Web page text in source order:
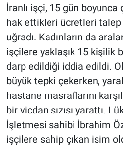
İranlı işçi, 15 gün boyunca
hak ettikleri ücretleri talep
uğradı. Kadınların da
işçilere yaklaşık 15 kişilik
darp edildiği iddia edildi.
büyük tepki çekerken,
hastane masraflarını
bir vicdan sızısı yarattı.
İşletmesi sahibi İbrahim
işçilere sahip çıkan isim